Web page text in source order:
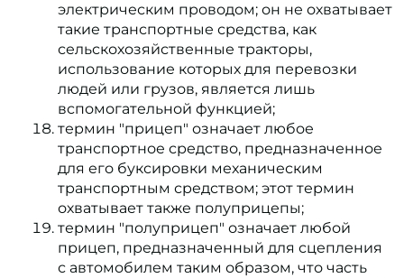
электрическим проводом; он не охватывает
такие транспортные средства, как
сельскохозяйственные тракторы,
использование которых для перевозки
людей или грузов, является лишь
вспомогательной функцией;
термин "прицеп" означает любое
транспортное средство, предназначенное
для его буксировки механическим
транспортным средством; этот термин
охватывает также полуприцепы;
термин "полуприцеп" означает любой
прицеп, предназначенный для сцепления
с автомобилем таким образом, что часть